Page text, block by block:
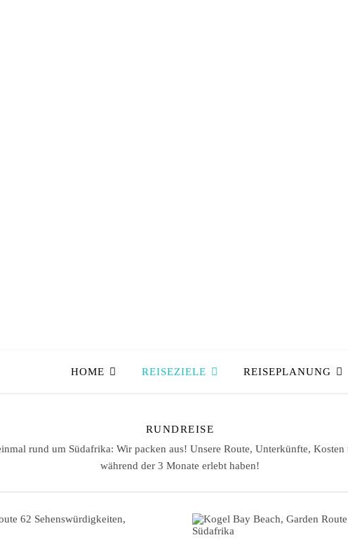
HOME REISEZIELE REISEPLANUNG
RUNDREISE
rund um Südafrika: Wir packen aus! Unsere Route, Unterkünfte, Kosten
während der 3 Monate erlebt haben!